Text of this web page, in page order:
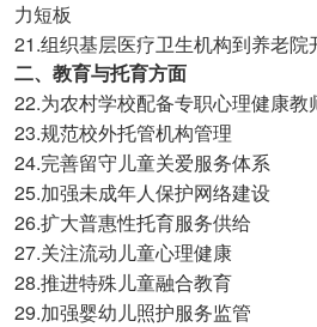
力短板
21.组织基层医疗卫生机构到养老院
二、教育与托育方面
22.为农村学校配备专职心理健康教
23.规范校外托管机构管理
24.完善留守儿童关爱服务体系
25.加强未成年人保护网络建设
26.扩大普惠性托育服务供给
27.关注流动儿童心理健康
28.推进特殊儿童融合教育
29.加强婴幼儿照护服务监管